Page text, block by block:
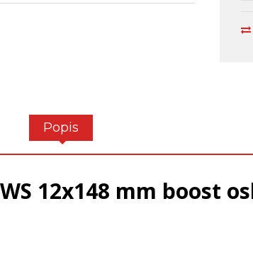
Popis
12x148 mm boost